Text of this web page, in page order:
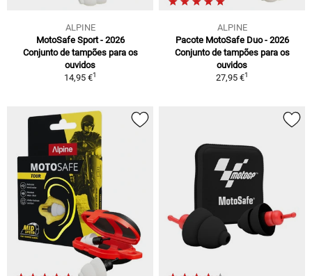
ALPINE
MotoSafe Sport - 2026
Conjunto de tampões para os
ouvidos
14,95 €1
ALPINE
Pacote MotoSafe Duo - 2026
Conjunto de tampões para os
ouvidos
27,95 €1